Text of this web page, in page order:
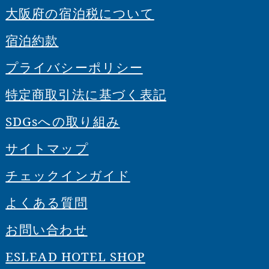
大阪府の宿泊税について
宿泊約款
プライバシーポリシー
特定商取引法に基づく表記
SDGsへの取り組み
サイトマップ
チェックインガイド
よくある質問
お問い合わせ
ESLEAD HOTEL SHOP